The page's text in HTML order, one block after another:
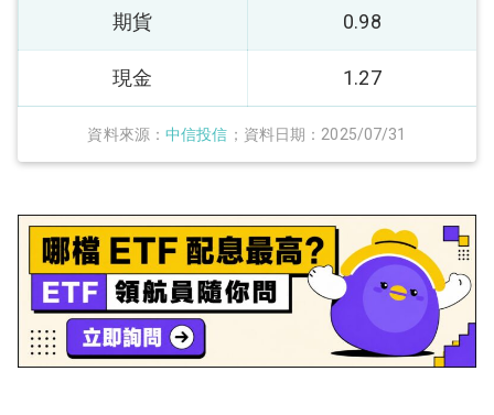
資料來源：中信投信 ；資料日期：2025/07/31
期貨 0.98
現金 1.27